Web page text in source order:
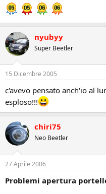
nyubyy
Super Beetler
15 Dicembre 2005
c'avevo pensato anch'io al
esploso!!!
chiri75
Neo Beetler
27 Aprile 2006
Problemi apertura